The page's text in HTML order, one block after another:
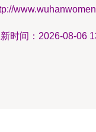
时间：2026-08-06